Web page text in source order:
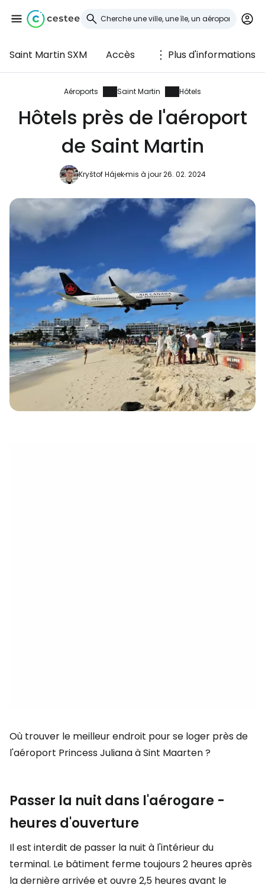
Saint Martin SXM Accès Plus d'informations
Aéroports Saint Martin Hôtels
Hôtels près de l'aéroport
de Saint Martin
Kryštof Hájekmis à jour 26. 02. 2024
Où trouver le meilleur endroit pour se loger près de
l'aéroport Princess Juliana à Sint Maarten ?
Passer la nuit dans l'aérogare -
heures d'ouverture
Il est interdit de passer la nuit à l'intérieur du
terminal. Le bâtiment ferme toujours 2 heures après
la dernière arrivée et ouvre 2,5 heures avant le
Se connecter à
Cestee
... la communauté mondiale des voyageurs
Continuer avec Facebook
Poursuivre avec le courrier
électronique